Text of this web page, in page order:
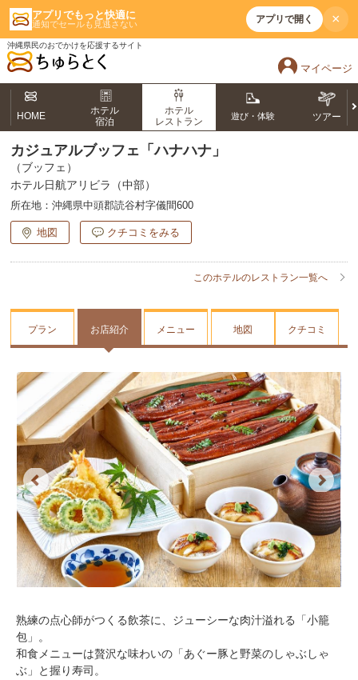
アプリでもっと快適に
通知でセールも見逃さない アプリで開く ×
沖縄県民のおでかけを応援するサイト
マイページ
HOME
ホテル
宿泊
ホテル
レストラン
遊び・体験 ツアー
カジュアルブッフェ「ハナハナ」
（ブッフェ）
ホテル日航アリビラ（中部）
所在地： 沖縄県中頭郡読谷村字儀間600
地図 クチコミをみる
このホテルのレストラン一覧へ
プラン お店紹介 メニュー 地図 クチコミ
Previous Next
熟練の点心師がつくる飲茶に、ジューシーな肉汁溢れる「小籠
包」。
和食メニューは贅沢な味わいの「あぐー豚と野菜のしゃぶしゃ
ぶ」と握り寿司。